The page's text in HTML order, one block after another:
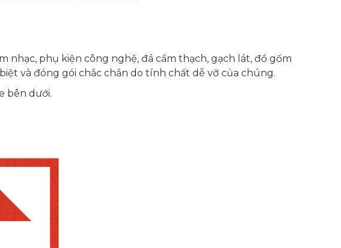
nhạc, phụ kiện công nghệ, đá cẩm thạch, gạch lát, đồ gốm
và đóng gói chắc chắn do tính chất dễ vỡ của chúng.
bên dưới.